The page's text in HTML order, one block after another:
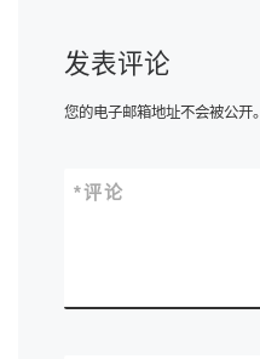
发表评论
您的电子邮箱地址不会被公开。
评论
*